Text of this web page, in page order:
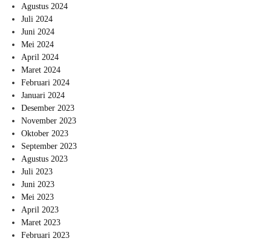
Agustus 2024
Juli 2024
Juni 2024
Mei 2024
April 2024
Maret 2024
Februari 2024
Januari 2024
Desember 2023
November 2023
Oktober 2023
September 2023
Agustus 2023
Juli 2023
Juni 2023
Mei 2023
April 2023
Maret 2023
Februari 2023